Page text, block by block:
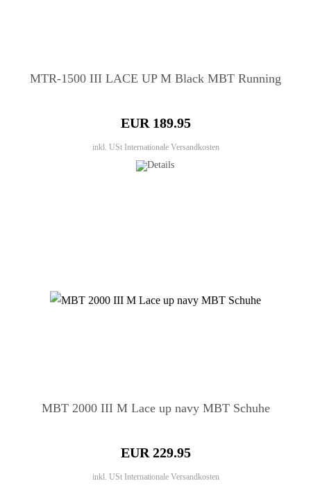
MTR-1500 III LACE UP M Black MBT Running
EUR 189.95
inkl. USt Internationale Versandkosten
MBT 2000 III M Lace up navy MBT Schuhe
EUR 229.95
inkl. USt Internationale Versandkosten